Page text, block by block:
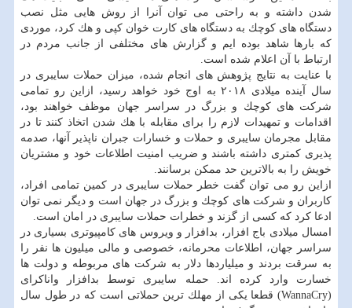
شدن داشته و به راحتی می توان آنرا از روش هایی مثل نصب
دستگاه های كوچك به دستگاه های كارت خوان كپی و هك كرد، موردی
كه بارها شاهد بوده ایم و گزارش های مختلفی از جانب مردم در
ارتباط با آن اعلام شده است.
با عنایت به نتایج پژوهش های انجام شده، میزان حملات سایبری در
سال آینده میلادی ۲۰۱۸ به اوج خود خواهد رسید، ازاین رو تمامی
شركت های كوچك و بزرگ در سراسر جهان موظف خواهند بود،
اقدامات و تمهیدات لازم را برای مقابله با هك شدن اتخاذ كنند تا در
مقابل مجرمان سایبری و حملات و خسارات جبران ناپذیر آنها، صدمه
پذیری كمتری داشته باشند و ضریب امنیت اطلاعات خود و مشتریان
خویش را به بالاترین حد ممكن برسانند.
ازاین رو می توان گفت خطر حملات سایبری در كمین تمامی افراد،
كاربران و شركت های كوچك و بزرگ در جهان است و دیگر نمی توان
ادعا كرد كه كسی از گزند و خطرات حملات سایبری در امان است.
امسال میلادی باج افزار، بدافزار و ویروس های كامپیوتری بسیاری در
سراسر جهان، اطلاعات محرمانه، خصوصی و مالی میلیون ها نفر را
به سرقت بردند و میلیاردها دلار به شركت های مربوطه و دولت ها
خسارت وارد كرده اند. حمله سایبری توسط بدافزار واناكرای
(WannaCry) قطعا یكی از مهلك ترین حملاتی است كه در طول سال